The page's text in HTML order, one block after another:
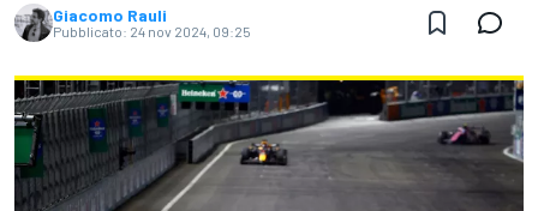
Giacomo Rauli
Pubblicato: 24 nov 2024, 09:25